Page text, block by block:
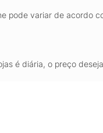
pode variar de acordo
é diária, o preço